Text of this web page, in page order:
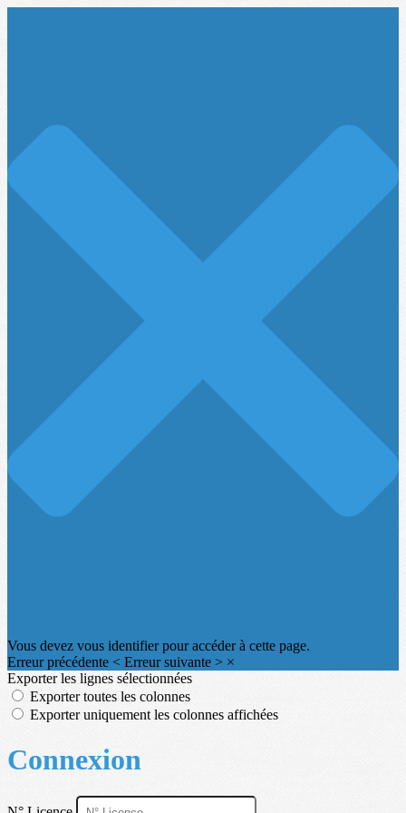
Vous devez vous identifier pour accéder à cette page.
Erreur précédente < Erreur suivante > ×
Exporter les lignes sélectionnées
Exporter toutes les colonnes
Exporter uniquement les colonnes affichées
Connexion